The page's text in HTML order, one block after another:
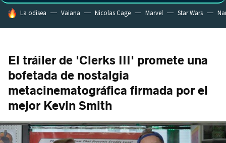
HOY SE HABLA DE
La odisea Vaiana Nicolas Cage Marvel Star Wars
El tráiler de 'Clerks III' promete una
bofetada de nostalgia
metacinematográfica firmada por el
mejor Kevin Smith